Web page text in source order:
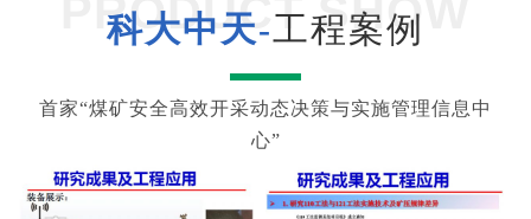
PRODUCT SHOW
科大中天-工程案例
首家“煤矿安全高效开采动态决策与实施管理信息中
心”